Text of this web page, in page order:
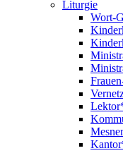
Liturgie
Wort-